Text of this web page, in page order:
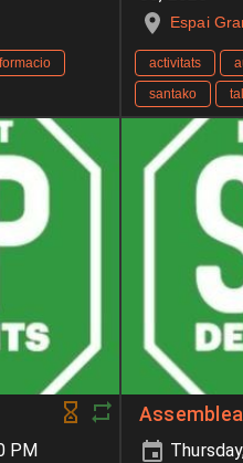
formacio
Espai
activitats
santako
PM